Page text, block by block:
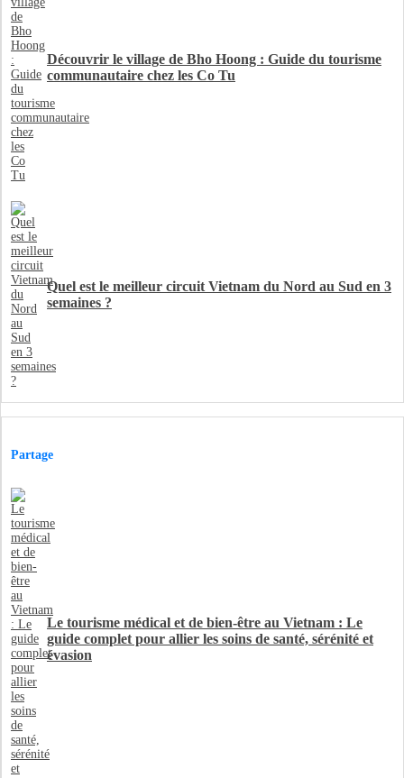
Découvrir le village de Bho Hoong : Guide du tourisme
communautaire chez les Co Tu
Quel est le meilleur circuit Vietnam du Nord au Sud en 3
semaines ?
Partage
Le tourisme médical et de bien-être au Vietnam : Le
guide complet pour allier les soins de santé, sérénité et
évasion